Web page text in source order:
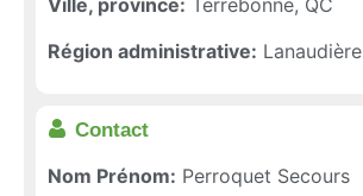
Ville, province: Terrebonne, QC
Région administrative: Lanaudière
Contact
Nom Prénom: Perroquet Secours